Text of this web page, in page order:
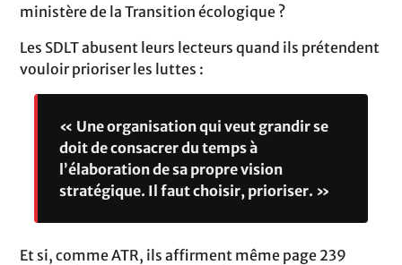
ministère de la Transition écologique ?
Les SDLT abusent leurs lecteurs quand ils prétendent
vouloir prioriser les luttes :
« Une organisation qui veut grandir se
doit de consacrer du temps à
l’élaboration de sa propre vision
stratégique. Il faut choisir, prioriser. »
Et si, comme ATR, ils affirment même page 239